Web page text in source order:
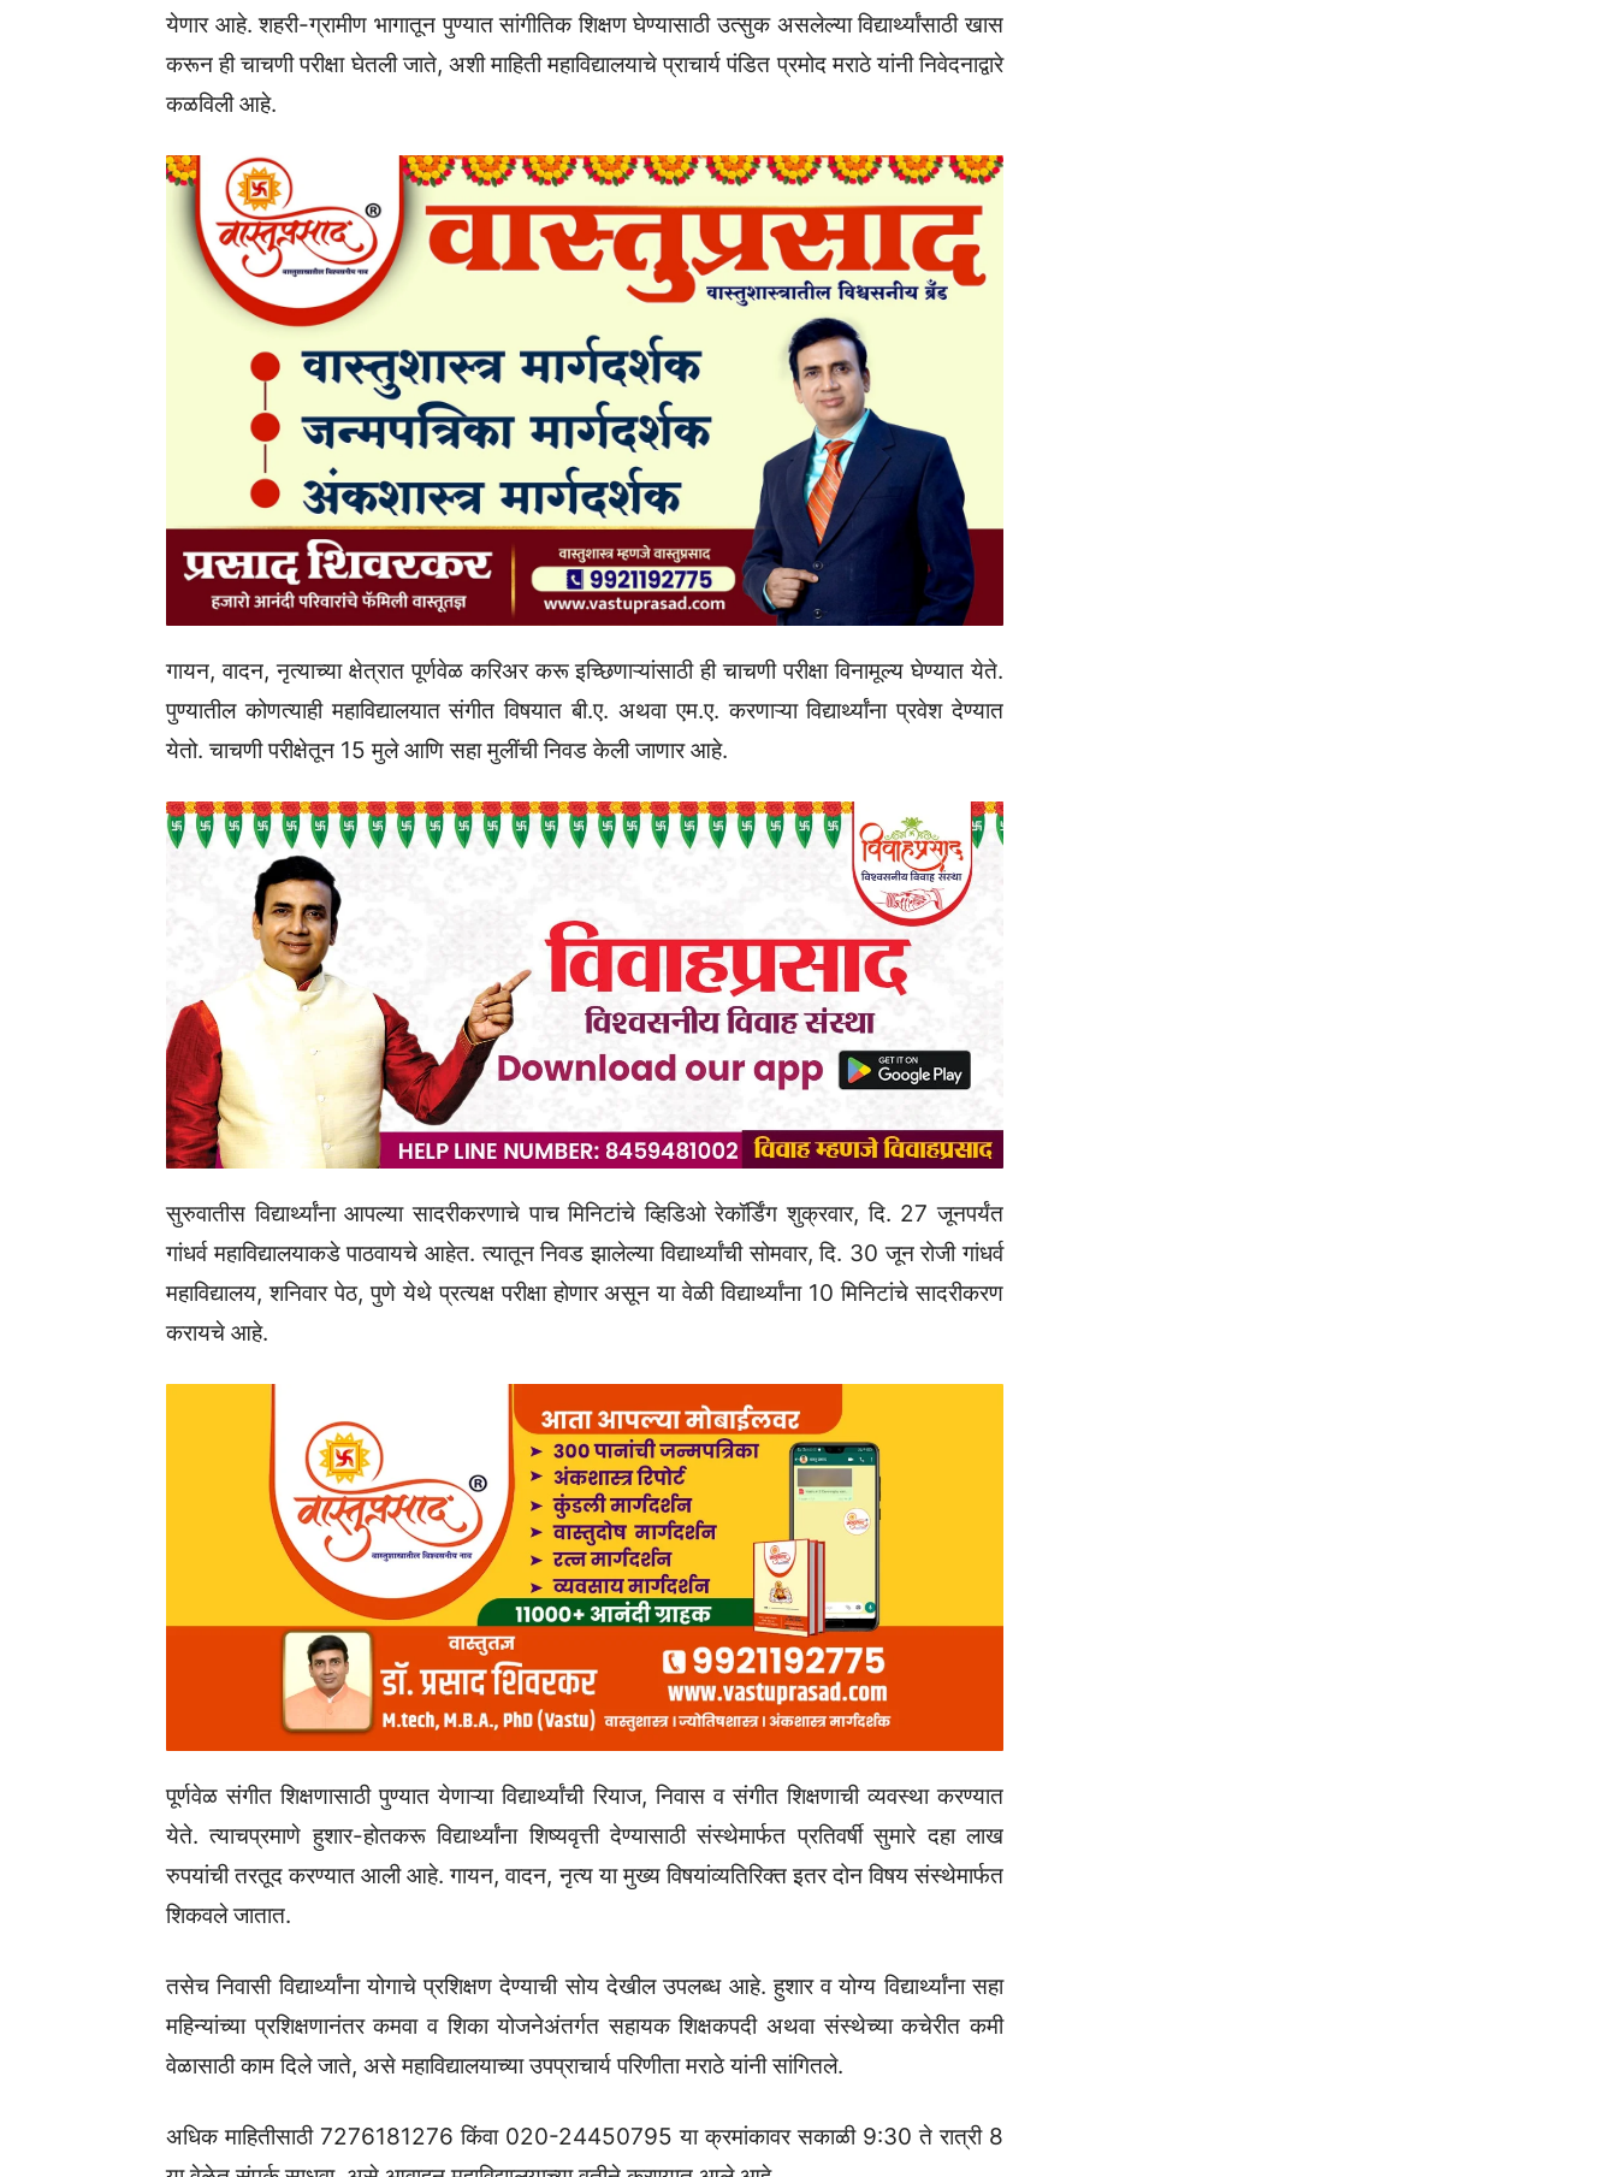
येणार आहे. शहरी-ग्रामीण भागातून पुण्यात सांगीतिक शिक्षण घेण्यासाठी उत्सुक असलेल्या विद्यार्थ्यांसाठी खास
करून ही चाचणी परीक्षा घेतली जाते, अशी माहिती महाविद्यालयाचे प्राचार्य पंडित प्रमोद मराठे यांनी निवेदनाद्वारे
कळविली आहे.
गायन, वादन, नृत्याच्या क्षेत्रात पूर्णवेळ करिअर करू इच्छिणाऱ्यांसाठी ही चाचणी परीक्षा विनामूल्य घेण्यात येते.
पुण्यातील कोणत्याही महाविद्यालयात संगीत विषयात बी.ए. अथवा एम.ए. करणाऱ्या विद्यार्थ्यांना प्रवेश देण्यात
येतो. चाचणी परीक्षेतून 15 मुले आणि सहा मुलींची निवड केली जाणार आहे.
सुरुवातीस विद्यार्थ्यांना आपल्या सादरीकरणाचे पाच मिनिटांचे व्हिडिओ रेकॉर्डिंग शुक्रवार, दि. 27 जूनपर्यंत
गांधर्व महाविद्यालयाकडे पाठवायचे आहेत. त्यातून निवड झालेल्या विद्यार्थ्यांची सोमवार, दि. 30 जून रोजी गांधर्व
महाविद्यालय, शनिवार पेठ, पुणे येथे प्रत्यक्ष परीक्षा होणार असून या वेळी विद्यार्थ्यांना 10 मिनिटांचे सादरीकरण
करायचे आहे.
पूर्णवेळ संगीत शिक्षणासाठी पुण्यात येणाऱ्या विद्यार्थ्यांची रियाज, निवास व संगीत शिक्षणाची व्यवस्था करण्यात
येते. त्याचप्रमाणे हुशार-होतकरू विद्यार्थ्यांना शिष्यवृत्ती देण्यासाठी संस्थेमार्फत प्रतिवर्षी सुमारे दहा लाख
रुपयांची तरतूद करण्यात आली आहे. गायन, वादन, नृत्य या मुख्य विषयांव्यतिरिक्त इतर दोन विषय संस्थेमार्फत
शिकवले जातात.
तसेच निवासी विद्यार्थ्यांना योगाचे प्रशिक्षण देण्याची सोय देखील उपलब्ध आहे. हुशार व योग्य विद्यार्थ्यांना सहा
महिन्यांच्या प्रशिक्षणानंतर कमवा व शिका योजनेअंतर्गत सहायक शिक्षकपदी अथवा संस्थेच्या कचेरीत कमी
वेळासाठी काम दिले जाते, असे महाविद्यालयाच्या उपप्राचार्य परिणीता मराठे यांनी सांगितले.
अधिक माहितीसाठी 7276181276 किंवा 020-24450795 या क्रमांकावर सकाळी 9:30 ते रात्री 8